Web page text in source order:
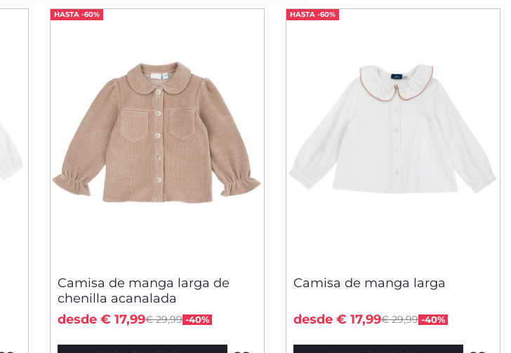
HASTA -60%
Camisa de manga larga de
chenilla acanalada
Price reduced from
€ 29,99 -40%
to
desde € 17,99
HASTA -60%
Camisa de manga larga
Price reduced from
€ 29,99 -40%
to
desde € 17,99